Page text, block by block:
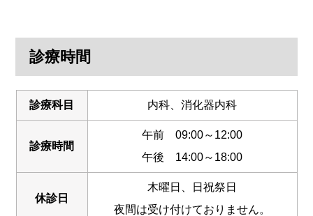
診療時間
診療科目 内科、消化器内科
診療時間
午前 09:00～12:00
午後 14:00～18:00
休診日
木曜日、日祝祭日
夜間は受け付けておりません。